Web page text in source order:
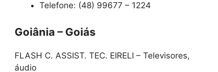
Telefone: (48) 99677 – 1224
Goiânia – Goiás
FLASH C. ASSIST. TEC. EIRELI – Televisores,
áudio